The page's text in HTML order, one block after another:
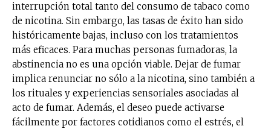
interrupción total tanto del consumo de tabaco como
de nicotina. Sin embargo, las tasas de éxito han sido
históricamente bajas, incluso con los tratamientos
más eficaces. Para muchas personas fumadoras, la
abstinencia no es una opción viable. Dejar de fumar
implica renunciar no sólo a la nicotina, sino también a
los rituales y experiencias sensoriales asociadas al
acto de fumar. Además, el deseo puede activarse
fácilmente por factores cotidianos como el estrés, el